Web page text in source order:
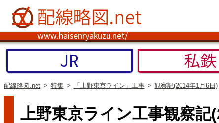
www.haisenryakuzu.net/
JR 私鉄
配線略図.net 特集 「上野東京ライン」工事 観察記(2014年1月6日)
上野東京ライン工事観察記